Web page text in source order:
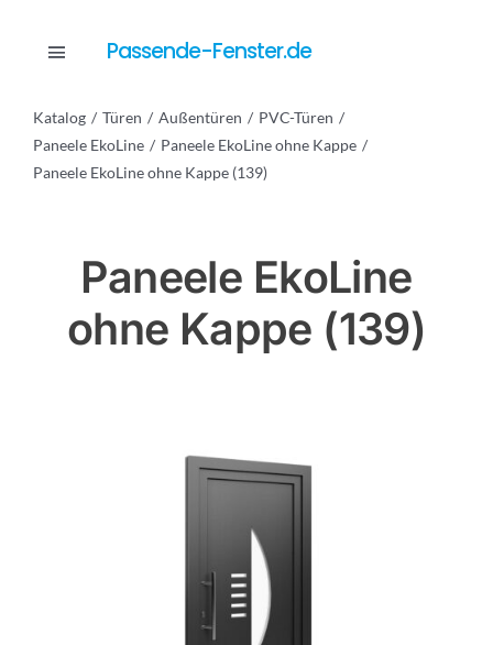
Toggle
Katalog
Anfrage
Passende-Fenster.de
Katalog Türen Außentüren
PVC-Türen
Paneele EkoLine
Paneele EkoLine ohne Kappe
Paneele EkoLine ohne Kappe (139)
Paneele EkoLine
ohne Kappe (139)